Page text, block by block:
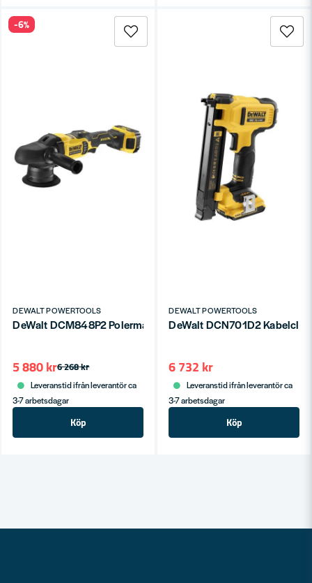
DEWALT POWERTOOLS
DeWalt DCM848P2 Polermaskin Dual Action 18V XR (2x5,0Ah)
6 268 kr
5 880 kr
Leveranstid ifrån leverantör ca
3-7 arbetsdagar
Köp
-6%
DEWALT POWERTOOLS
6 732 kr
Leveranstid ifrån leverantör ca
3-7 arbetsdagar
Köp